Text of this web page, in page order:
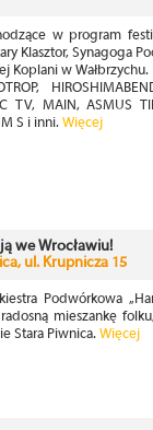
w program
Klasztor, Synagoga
Koplani w Wałbrzychu.
TV, MAIN, ASMUS
S i inni. Więcej
we Wrocławiu!
ul. Krupnicza 15
Podwórkowa
mieszankę
Stara Piwnica. Więcej